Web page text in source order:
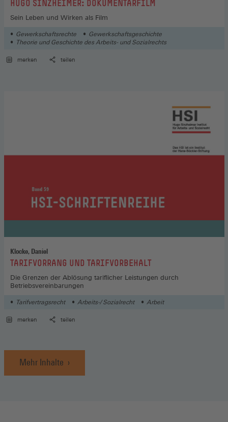
:HUGO SINZHEIMER: DOKUMENTARFILM
Sein Leben und Wirken als Film
Gewerkschaftsrechte
Gewerkschaftsgeschichte
Theorie und Geschichte des Arbeits- und Sozialrechts
merken teilen
Klocke, Daniel
:
TARIFVORRANG UND TARIFVORBEHALT
Die Grenzen der Ablösung tariflicher Leistungen durch
Betriebsvereinbarungen
Tarifvertragsrecht Arbeits-/ Sozialrecht Arbeit
merken teilen
Mehr Inhalte